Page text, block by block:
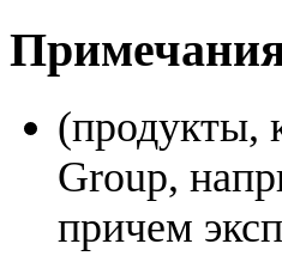
(продукты,
Group,
причем